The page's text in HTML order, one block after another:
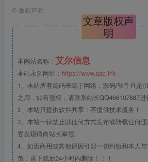
© 版权声明
文章版权声
明
本网站名称： 艾尔信息
本站永久网址： https://www.aae.ink
1、本站所有源码来源于网络，源码/软件只是
之用，如有侵权，请联系站长QQ466107887进
2、本站只提供软件共享！不提供技术服务！
3、本站一律禁止以任何方式发布或转载任何
客发现请向站长举报。
4、如因商用或其他原因引起一切纠纷和本人
负，请下载后24小时内删除！！！